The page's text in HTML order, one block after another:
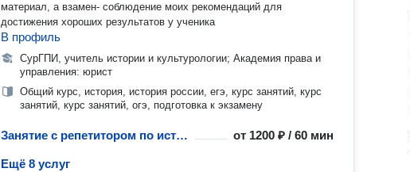
материал, а взамен- соблюдение моих рекомендаций для
достижения хороших результатов у ученика
В профиль
СурГПИ, учитель истории и культурологии; Академия права и
управления: юрист
Общий курс, история, история россии, егэ, курс занятий, курс
занятий, курс занятий, огэ, подготовка к экзамену
Занятие с репетитором по истории от 1200 ₽ / 60 мин
Ещё 8 услуг